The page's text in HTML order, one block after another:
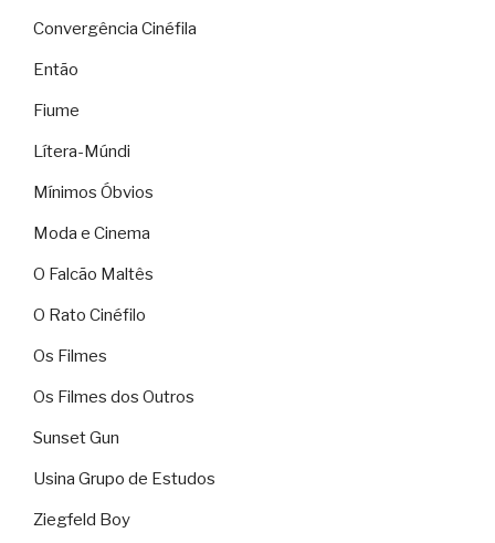
Convergência Cinéfila
Então
Fiume
Lítera-Múndi
Mínimos Óbvios
Moda e Cinema
O Falcão Maltês
O Rato Cinéfilo
Os Filmes
Os Filmes dos Outros
Sunset Gun
Usina Grupo de Estudos
Ziegfeld Boy